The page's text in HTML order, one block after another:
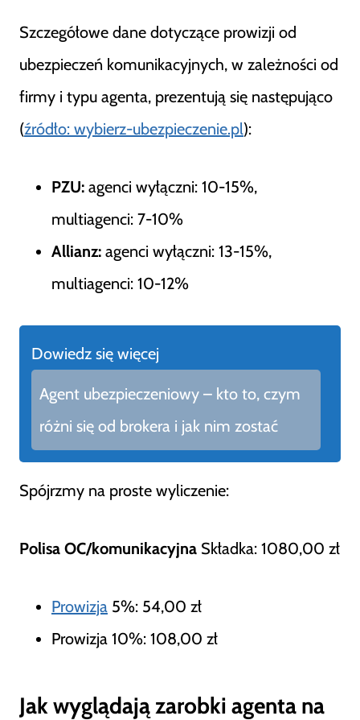
Szczegółowe dane dotyczące prowizji od
ubezpieczeń komunikacyjnych, w zależności od
firmy i typu agenta, prezentują się następująco
(źródło: wybierz-ubezpieczenie.pl):
PZU: agenci wyłączni: 10-15%,
multiagenci: 7-10%
Allianz: agenci wyłączni: 13-15%,
multiagenci: 10-12%
Dowiedz się więcej
Agent ubezpieczeniowy – kto to, czym
różni się od brokera i jak nim zostać
Spójrzmy na proste wyliczenie:
Polisa OC/komunikacyjna Składka: 1080,00 zł
Prowizja 5%: 54,00 zł
Prowizja 10%: 108,00 zł
Jak wyglądają zarobki agenta na